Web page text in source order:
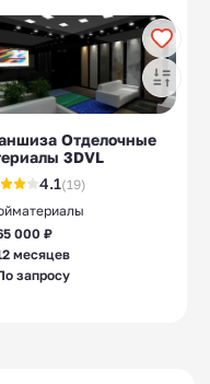
Отделочные
3DVL
4.1(19)
000 ₽
месяцев
запросу